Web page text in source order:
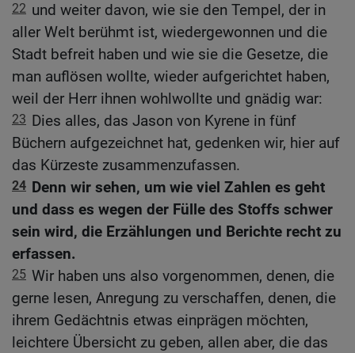
22 und weiter davon, wie sie den Tempel, der in
aller Welt berühmt ist, wiedergewonnen und die
Stadt befreit haben und wie sie die Gesetze, die
man auflösen wollte, wieder aufgerichtet haben,
weil der Herr ihnen wohlwollte und gnädig war:
23 Dies alles, das Jason von Kyrene in fünf
Büchern aufgezeichnet hat, gedenken wir, hier auf
das Kürzeste zusammenzufassen.
24 Denn wir sehen, um wie viel Zahlen es geht
und dass es wegen der Fülle des Stoffs schwer
sein wird, die Erzählungen und Berichte recht zu
erfassen.
25 Wir haben uns also vorgenommen, denen, die
gerne lesen, Anregung zu verschaffen, denen, die
ihrem Gedächtnis etwas einprägen möchten,
leichtere Übersicht zu geben, allen aber, die das